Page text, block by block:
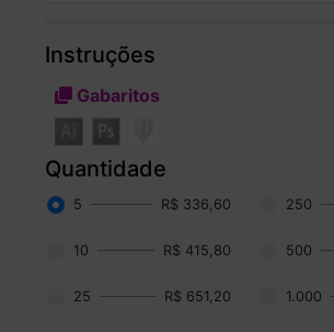
Instruções
Gabaritos
Quantidade
5 R$ 336,60 250
10 R$ 415,80 500
25 R$ 651,20 1.000